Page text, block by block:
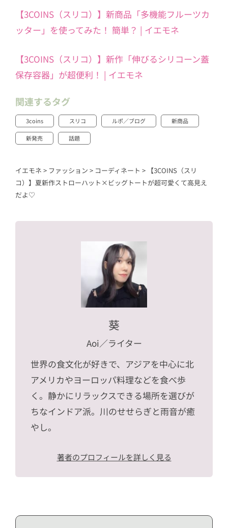
【3COINS（スリコ）】新商品「多機能フルーツカ
ッター」を使ってみた！ 簡単？ | イエモネ
【3COINS（スリコ）】新作「伸びるシリコーン蓋
保存容器」が超便利！ | イエモネ
関連するタグ
3coins スリコ ルポ／ブログ 新商品
新発売 話題
イエモネ > ファッション > コーディネート > 【3COINS（スリ
コ）】夏新作ストローハット×ビッグトートが超可愛くて高見え
だよ♡
葵
Aoi／ライター
世界の食文化が好きで、アジアを中心に北
アメリカやヨーロッパ料理などを食べ歩
く。静かにリラックスできる場所を選びが
ちなインドア派。川のせせらぎと雨音が癒
やし。
著者のプロフィールを詳しく見る